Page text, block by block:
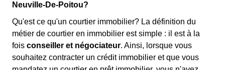
Neuville-De-Poitou?
Qu'est ce qu'un courtier immobilier? La définition du
métier de courtier en immobilier est simple : il est à la
fois conseiller et négociateur. Ainsi, lorsque vous
souhaitez contracter un crédit immobilier et que vous